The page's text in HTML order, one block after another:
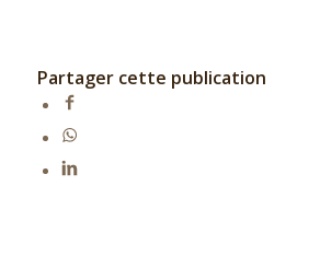
Partager cette publication